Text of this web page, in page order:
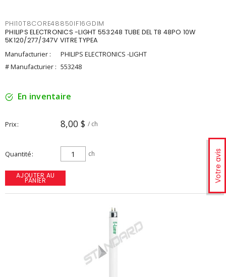
Votre avis
PHI10T8CORE48850IF16GDIM
PHILIPS ELECTRONICS -LIGHT 553248 TUBE DEL T8 48PO 10W
5K120/277/347V VITRE TYPEA
Manufacturier :
PHILIPS ELECTRONICS -LIGHT
# Manufacturier : 553248
En inventaire
Prix 8,00 $ / ch
Quantité ch
AJOUTER AU
PANIER